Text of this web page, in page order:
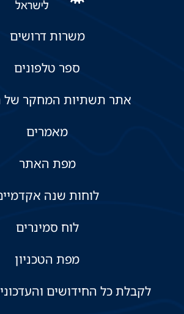
משרות דרושים
ספר טלפונים
אתר תשתיות המחקר של
מאמרים
מפת האתר
לוחות שנה
לוח סמינרים
מפת הטכניון
לקבלת כל החידושים